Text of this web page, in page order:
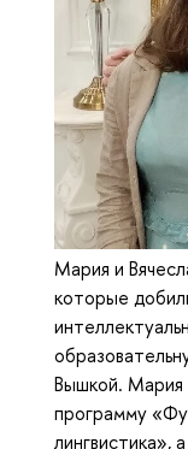
Мария и
которые
Вышкой. Мария
программу
лингвистика»,